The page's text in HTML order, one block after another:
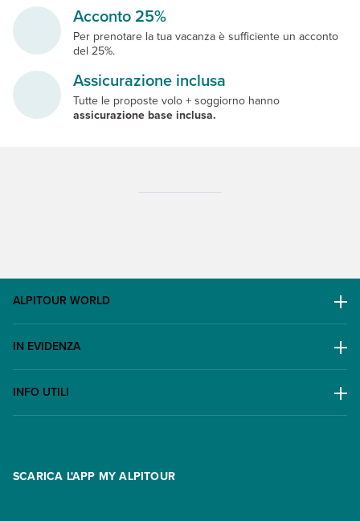
Acconto 25%
Per prenotare la tua vacanza è sufficiente un acconto
del 25%.
Assicurazione inclusa
Tutte le proposte volo + soggiorno hanno
assicurazione base inclusa.
ALPITOUR WORLD
AWARD
Lavora con noi
Contatti
Assicurazioni
IN EVIDENZA
Escursioni
INFO UTILI
FAQ
Condizioni generali di contratto
SCARICA L'APP MY ALPITOUR